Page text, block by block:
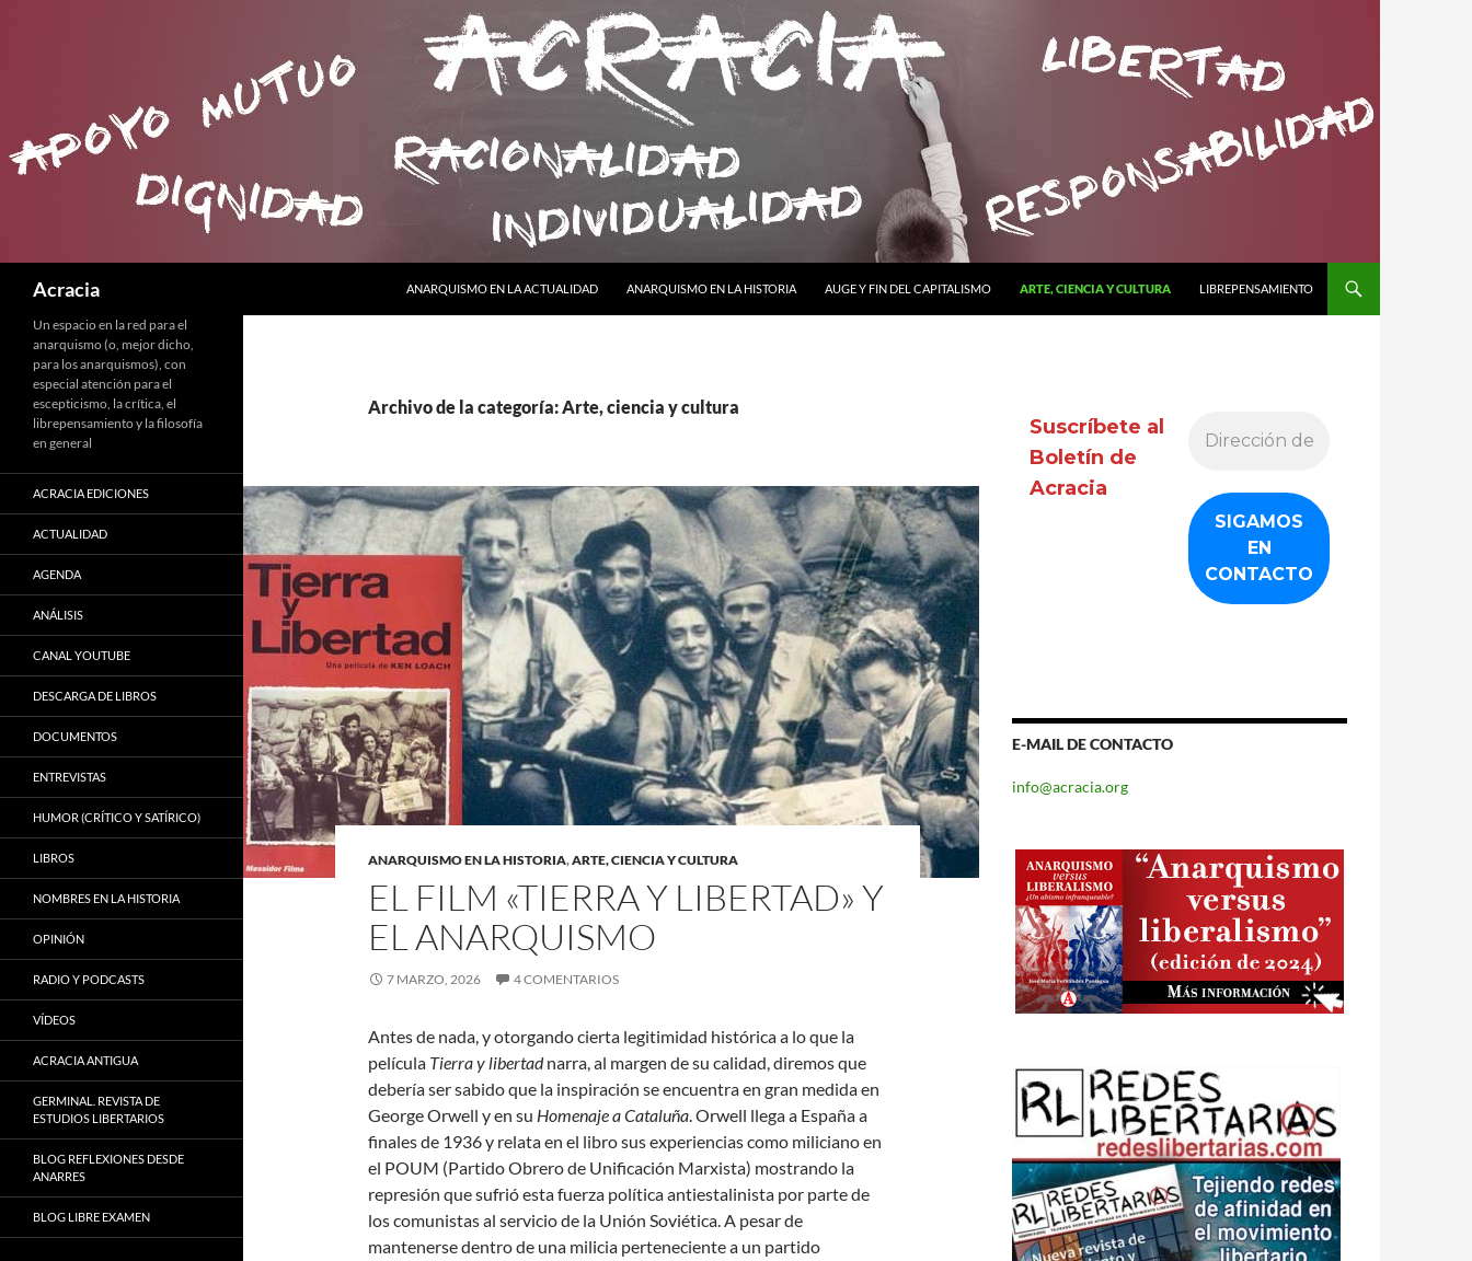
Acracia
ANARQUISMO EN LA ACTUALIDAD
ANARQUISMO EN LA HISTORIA AUGE Y FIN DEL CAPITALISMO ARTE, CIENCIA Y CULTURA LIBREPENSAMIENTO
Archivo de la categoría: Arte, ciencia y cultura
ANARQUISMO EN LA HISTORIA,ARTE, CIENCIA Y CULTURA
EL FILM «TIERRA Y LIBERTAD» Y
EL ANARQUISMO
7 MARZO, 2026 4 COMENTARIOS
Antes de nada, y otorgando cierta legitimidad histórica a lo que la
película Tierra y libertadnarra, al margen de su calidad, diremos que
debería ser sabido que la inspiración se encuentra en gran medida en
George Orwell y en su Homenaje a Cataluña. Orwell llega a España a
finales de 1936 y relata en el libro sus experiencias como miliciano en
el POUM (Partido Obrero de Unificación Marxista) mostrando la
represión que sufrió esta fuerza política antiestalinista por parte de
los comunistas al servicio de la Unión Soviética. A pesar de
mantenerse dentro de una milicia perteneciente a un partido
Suscríbete al
Boletín de
Acracia
E-MAIL DE CONTACTO
info@acracia.org
Un espacio en la red para el
anarquismo (o, mejor dicho,
para los anarquismos), con
especial atención para el
escepticismo, la crítica, el
librepensamiento y la filosofía
en general
ACRACIA EDICIONES
ACTUALIDAD
AGENDA
ANÁLISIS
CANAL YOUTUBE
DESCARGA DE LIBROS
DOCUMENTOS
ENTREVISTAS
HUMOR (CRÍTICO Y SATÍRICO)
LIBROS
NOMBRES EN LA HISTORIA
OPINIÓN
RADIO Y PODCASTS
VÍDEOS
ACRACIA ANTIGUA
GERMINAL. REVISTA DE
ESTUDIOS LIBERTARIOS
BLOG REFLEXIONES DESDE
ANARRES
BLOG LIBRE EXAMEN